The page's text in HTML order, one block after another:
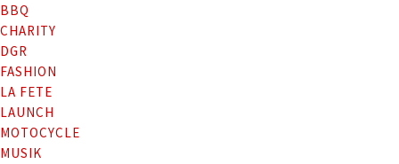
BBQ
CHARITY
DGR
FASHION
LA FETE
LAUNCH
MOTOCYCLE
MUSIK